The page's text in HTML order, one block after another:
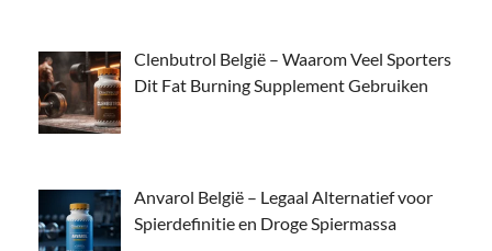
Clenbutrol België – Waarom Veel Sporters
Dit Fat Burning Supplement Gebruiken
Anvarol België – Legaal Alternatief voor
Spierdefinitie en Droge Spiermassa